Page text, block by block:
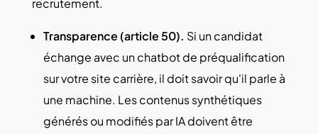
recrutement.
Transparence (article 50). Si un candidat
échange avec un chatbot de préqualification
sur votre site carrière, il doit savoir qu'il parle à
une machine. Les contenus synthétiques
générés ou modifiés par IA doivent être